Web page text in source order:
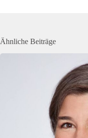
Ähnliche Beiträge